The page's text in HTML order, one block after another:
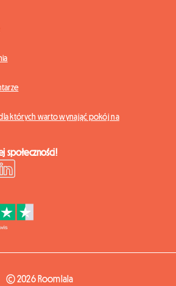
których warto wynająć pokój na
społeczności!
© 2026 Roomlala